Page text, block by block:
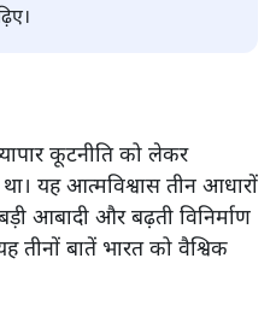
कूटनीति को लेकर
यह आत्मविश्वास तीन आधारों
आबादी और बढ़ती विनिर्माण
तीनों बातें भारत को वैश्विक